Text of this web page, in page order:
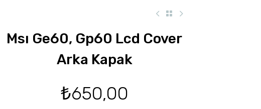
Msı Ge60, Gp60 Lcd Cover
Arka Kapak
₺650,00